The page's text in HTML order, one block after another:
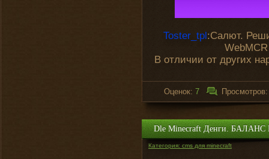
Toster_tpl:Салют.
В отличии от других
Оценок: 7
Dle Minecraft Денги.
Категория: cms для minecraft